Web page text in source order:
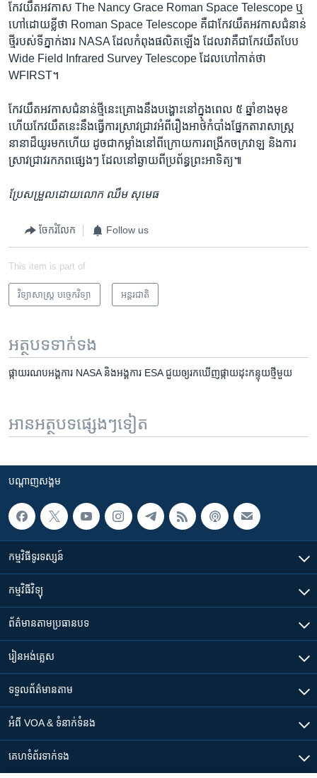
កែវយឹត​អវកាស The Nancy Grace Roman Space Telescope ឬ​
ហៅ​ដោយ​ខ្លី​ថា Roman Space Telescope គឺ​ជា​កែវយឹត​អវកាស​ជំនាន់​
ថ្មី​របស់​ទីភ្នាក់ងារ NASA ដែល​កំពុង​ផលិត​ឡើង ដែល​វា​គឺ​ជា​កែវយឹត​បែប
Wide Field Infrared Survey Telescope ដែល​ហៅ​កាត់​ថា
WFIRST។
កែវ​យឹត​អវកាស​ជំនាន់​ថ្មី​នេះ​គ្រោង​នឹង​បង្ហោះ​នៅ​ក្នុង​ពេល ៥ ឆ្នាំ​ខាង​មុខ
ហើយ​កែវយឹត​នេះ​នឹង​ធ្វើ​ការ​ស្រាវជ្រាវ​អំពី​រឿង​អាថ៌កំបាំង​ផ្នែក​តារាសាស្ត្រ​
នានា​ដ៏​យូរ​មក​ហើយ ដូចជា​កម្លាំង​នៅ​ពី​ក្រោយ​ការ​ពង្រីក​ចក្រវាឡ និង​ការ​
ស្រាវជ្រាវ​រក​ភព​ផ្សេងៗ ដែល​នៅ​ឆ្ងាយ​ពី​ប្រព័ន្ធ​ព្រះអាទិត្យ៕
ប្រែ​សម្រួល​ដោយ​លោក ឈឹម សុមេធ
ចែករំលែក Follow us
This item is part of
វិទ្យាសាស្ត្រ បច្ចេកវិទ្យា អន្តរជាតិ
អត្ថបទ​ទាក់ទង
ផ្កាយ​រណប​អង្គការ NASA និង​អង្គការ ESA ជួយ​ឲ្យ​រក​ឃើញ​ផ្កាយ​ដុះ​កន្ទុយ​ថ្មី​មួយ
អានអត្ថបទផ្សេងៗទៀត
បណ្តាញ​សង្គម
កម្មវិធី​ទូរទស្សន៍
កម្មវិធី​វិទ្យុ
ព័ត៌មាន​តាមប្រធានបទ​
រៀន​​អង់គ្លេស
ទទួល​ព័ត៌មាន​តាម
អំពី​ VOA & ទំនាក់ទំនង
គេហទំព័រ​​ទាក់ទង